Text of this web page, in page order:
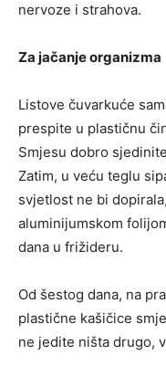
nervoze i strahova.
Za jačanje organizma
Listove čuvarkuće
prespite u plastičnu
Smjesu dobro
Zatim, u veću teglu
svjetlost ne bi
aluminijumskom
dana u frižideru.
Od šestog dana, na
plastične kašičice
ne jedite ništa drugo,